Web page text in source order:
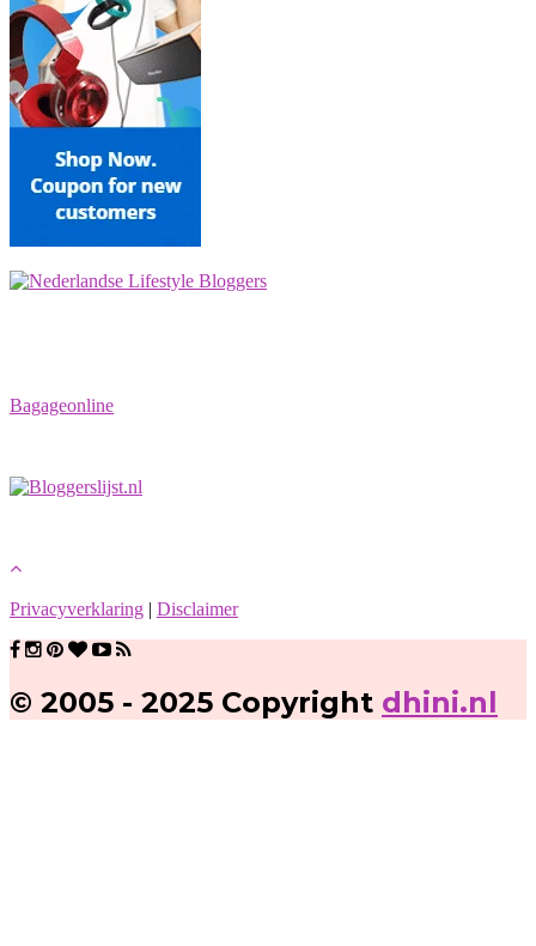
Bagageonline
Privacyverklaring | Disclaimer
© 2005 - 2025 Copyright dhini.nl